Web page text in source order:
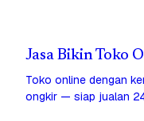
Jasa Bikin Toko
Toko online dengan
ongkir — siap jualan